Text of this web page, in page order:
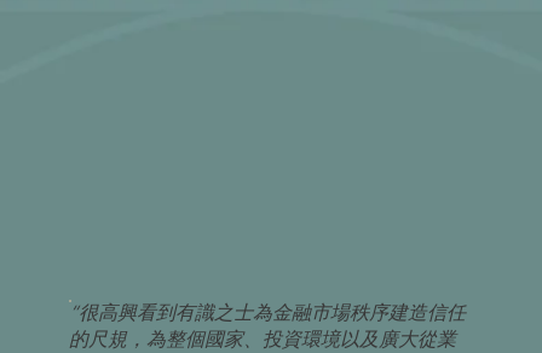
“很高興看到有識之士為金融市場秩序建造信任
的尺規，為整個國家、投資環境以及廣大從業